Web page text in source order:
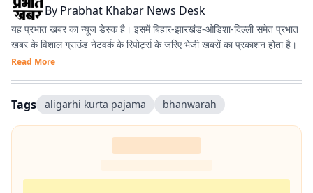
By Prabhat Khabar News Desk
यह प्रभात खबर का न्यूज डेस्क है। इसमें बिहार-झारखंड-ओडिशा-दिल्‍ली समेत प्रभात
खबर के विशाल ग्राउंड नेटवर्क के रिपोर्ट्स के जरिए भेजी खबरों का प्रकाशन होता है।
Read More
Tags aligarhi kurta pajama bhanwarah